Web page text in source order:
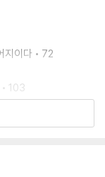
지이다 • 72
103